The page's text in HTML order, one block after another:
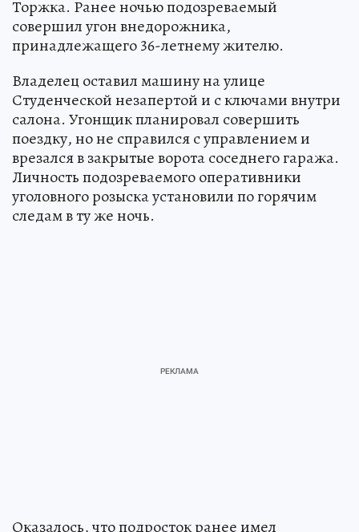
Торжка. Ранее ночью подозреваемый
совершил угон внедорожника,
принадлежащего 36-летнему жителю.
Владелец оставил машину на улице
Студенческой незапертой и с ключами внутри
салона. Угонщик планировал совершить
поездку, но не справился с управлением и
врезался в закрытые ворота соседнего гаража.
Личность подозреваемого оперативники
уголовного розыска установили по горячим
следам в ту же ночь.
Оказалось, что подросток ранее имел